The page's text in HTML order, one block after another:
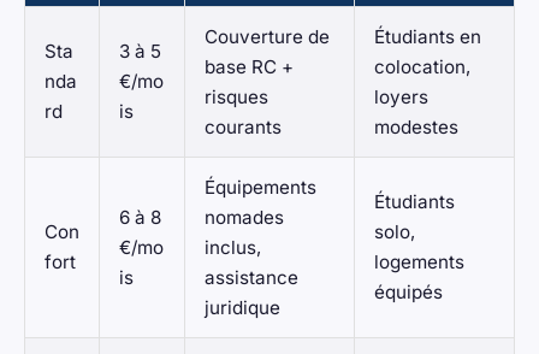
Sta
nda
rd
3 à 5
€/mo
is
Couverture de
base RC +
risques
courants
Étudiants en
colocation,
loyers
modestes
Con
fort
6 à 8
€/mo
is
Équipements
nomades
inclus,
assistance
juridique
Étudiants
solo,
logements
équipés